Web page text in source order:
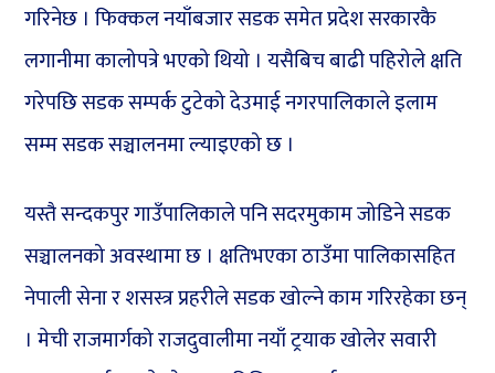
गरिनेछ । फिक्कल नयाँबजार सडक समेत प्रदेश सरकारकै
लगानीमा कालोपत्रे भएको थियो । यसैबिच बाढी पहिरोले क्षति
गरेपछि सडक सम्पर्क टुटेको देउमाई नगरपालिकाले इलाम
सम्म सडक सञ्चालनमा ल्याइएको छ ।
यस्तै सन्दकपुर गाउँपालिकाले पनि सदरमुकाम जोडिने सडक
सञ्चालनको अवस्थामा छ । क्षतिभएका ठाउँमा पालिकासहित
नेपाली सेना र शसस्त्र प्रहरीले सडक खोल्ने काम गरिरहेका छन्
। मेची राजमार्गको राजदुवालीमा नयाँ ट्रयाक खोलेर सवारी